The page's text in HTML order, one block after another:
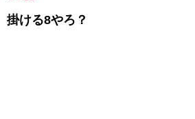
掛ける8やろ？